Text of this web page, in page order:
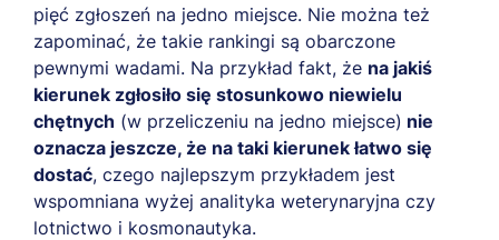
pięć zgłoszeń na jedno miejsce. Nie można też
zapominać, że takie rankingi są obarczone
pewnymi wadami. Na przykład fakt, że na jakiś
kierunek zgłosiło się stosunkowo niewielu
chętnych (w przeliczeniu na jedno miejsce) nie
oznacza jeszcze, że na taki kierunek łatwo się
dostać, czego najlepszym przykładem jest
wspomniana wyżej analityka weterynaryjna czy
lotnictwo i kosmonautyka.